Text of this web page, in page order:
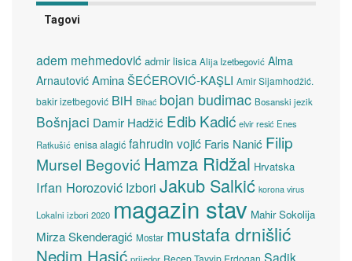
Tagovi
adem mehmedović admir lisica Alija Izetbegović Alma
Arnautović Amina ŠEĆEROVIĆ-KAŞLI Amir Sijamhodžić.
bakir izetbegović BiH Bihać bojan budimac Bosanski jezik
Bošnjaci Damir Hadžić Edib Kadić elvir resić Enes
Ratkušić enisa alagić fahrudin vojić Faris Nanić Filip
Mursel Begović Hamza Ridžal Hrvatska
Irfan Horozović Izbori Jakub Salkić korona virus
Lokalni izbori 2020 magazin stav Mahir Sokolija
Mirza Skenderagić Mostar mustafa drnišlić
Nedim Hasić Recep Tayyip Erdogan Sadik